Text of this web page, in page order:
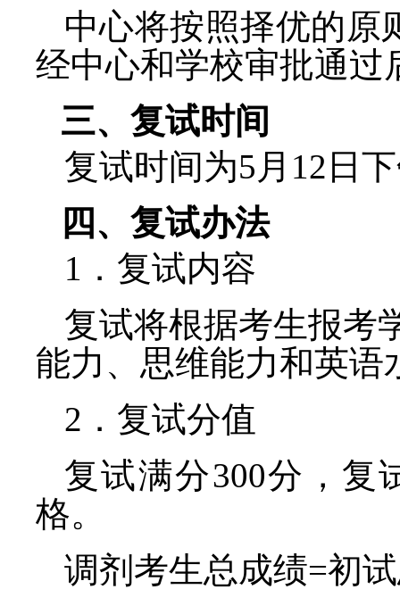
中心将按照择优的原
经中心和学校审批通过
三、复试时间
复试时间为5月 12日
四、复试办法
1 ．复试内容
复试将根据考生报考
能力、思维能力和英
2 ．复试分值
复试满分300分， 复
格。
调剂考生总成绩=初